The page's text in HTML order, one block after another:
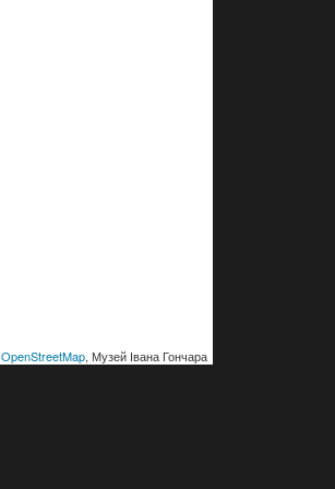
OpenStreetMap, Музей Івана Гончара